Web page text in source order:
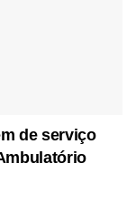
de serviço